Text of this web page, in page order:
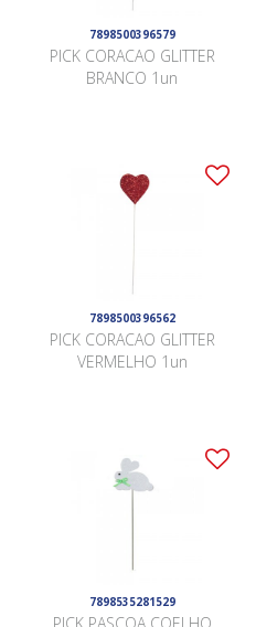
7898500396579
PICK CORACAO GLITTER
BRANCO 1un
7898500396562
PICK CORACAO GLITTER
VERMELHO 1un
7898535281529